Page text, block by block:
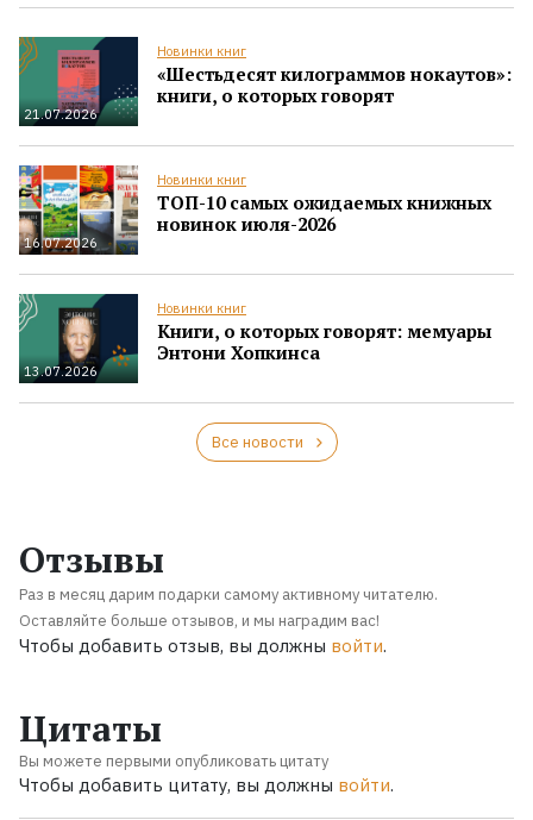
21.07.2026
Новинки книг
«Шестьдесят килограммов нокаутов»:
книги, о которых говорят
16.07.2026
Новинки книг
ТОП-10 самых ожидаемых книжных
новинок июля-2026
13.07.2026
Новинки книг
Книги, о которых говорят: мемуары
Энтони Хопкинса
Все новости
Отзывы
Раз в месяц дарим подарки самому активному читателю.
Оставляйте больше отзывов, и мы наградим вас!
Чтобы добавить отзыв, вы должны войти.
Цитаты
Вы можете первыми опубликовать цитату
Чтобы добавить цитату, вы должны войти.